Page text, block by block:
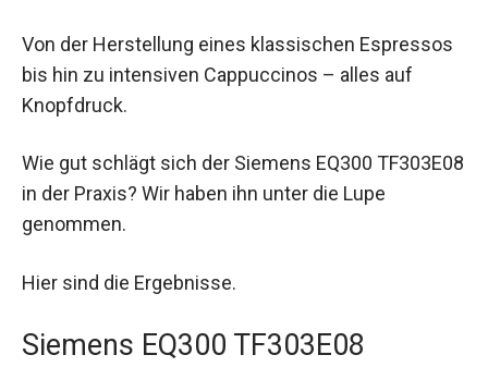
Von der Herstellung eines klassischen Espressos
bis hin zu intensiven Cappuccinos – alles auf
Knopfdruck.
Wie gut schlägt sich der Siemens EQ300 TF303E08
in der Praxis? Wir haben ihn unter die Lupe
genommen.
Hier sind die Ergebnisse.
Siemens EQ300 TF303E08